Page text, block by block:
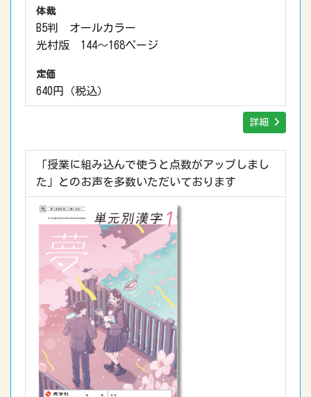
体裁
B5判 オールカラー
光村版 144～168ページ
定価
640円（税込）
詳細
「授業に組み込んで使うと点数がアップしまし
た」とのお声を多数いただいております